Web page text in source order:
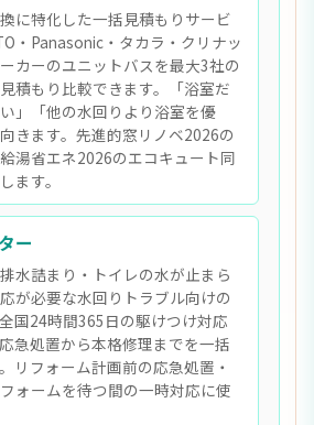
に特化した一括見積もりサービ
・Panasonic・タカラ・クリナッ
カーのユニットバスを最大3社の
積もり比較できます。「浴室だ
」「他の水回りより浴室を優
きます。先進的窓リノベ2026の
湯省エネ2026のエコキュート同
ます。
ー
水詰まり・トイレの水が止まら
が必要な水回りトラブル向けの
国24時間365日の駆けつけ対応
急処置から本格修理までを一括
リフォーム計画前の応急処置・
ォームを待つ間の一時対応に使